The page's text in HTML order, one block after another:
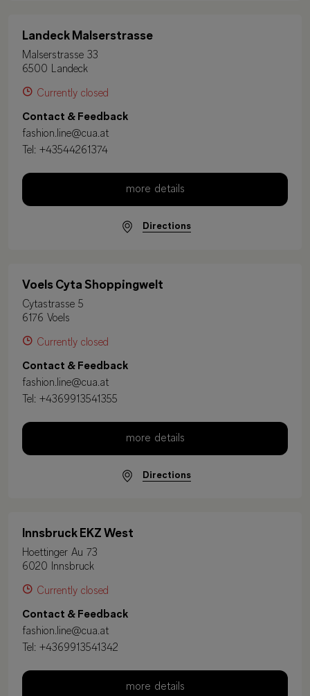
Landeck Malserstrasse
Malserstrasse 33
6500 Landeck
Currently closed
Contact & Feedback
fashion.line@cua.at
Tel: +43544261374
more details
Directions
Voels Cyta Shoppingwelt
Cytastrasse 5
6176 Voels
Currently closed
Contact & Feedback
fashion.line@cua.at
Tel: +4369913541355
more details
Directions
Innsbruck EKZ West
Hoettinger Au 73
6020 Innsbruck
Currently closed
Contact & Feedback
fashion.line@cua.at
Tel: +4369913541342
more details